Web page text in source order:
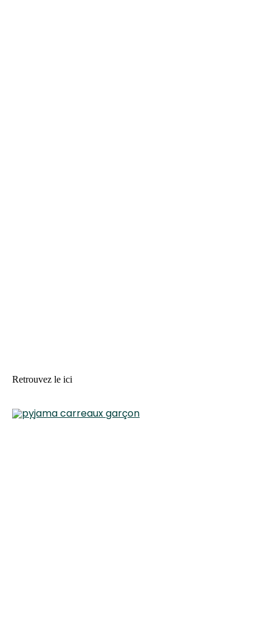
Retrouvez le ici